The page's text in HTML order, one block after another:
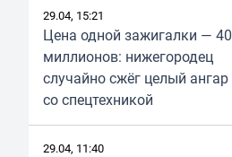
29.04, 15:21
Цена одной зажигалки — 40
миллионов: нижегородец
случайно сжёг целый ангар
со спецтехникой
29.04, 11:40